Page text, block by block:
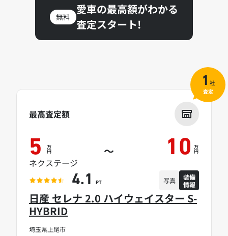
無料
愛車の最高額がわかる
査定スタート!
埼玉県上尾市
日産 セレナ 2.0 ハイウェイスター S-
HYBRID
最高査定額
5 万
円 ～ 10 万
円
ネクステージ
4.1 PT 写真
装備
情報
1 社
査定